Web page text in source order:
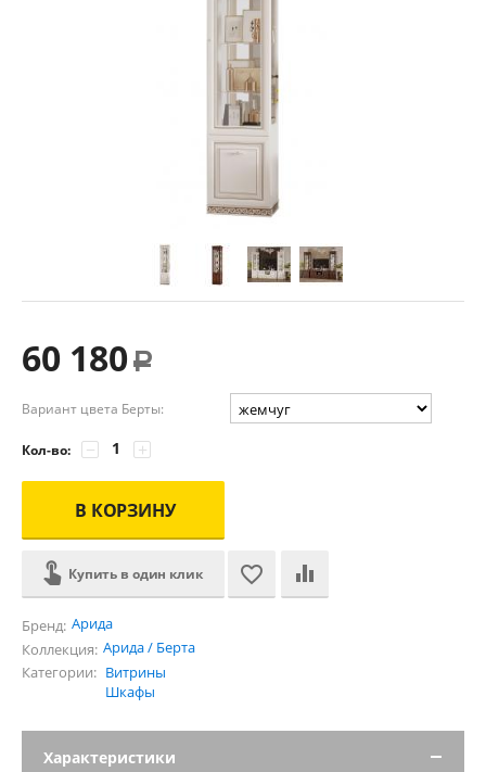
60 180 Р
Вариант цвета Берты:
Кол-во: +
−
В КОРЗИНУ
Купить в один клик
Бренд: Арида
Коллекция: Арида / Берта
Категории: Витрины
Шкафы
Характеристики